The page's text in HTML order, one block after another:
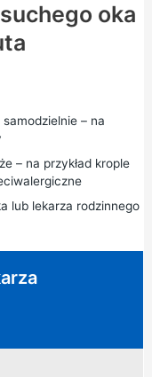
oka
– na
– na przykład krople
lub lekarza rodzinnego